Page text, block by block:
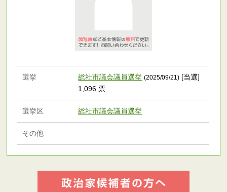
選挙 総社市議会議員選挙 (2025/09/21) [当選]
1,096 票
選挙区 総社市議会議員選挙
その他